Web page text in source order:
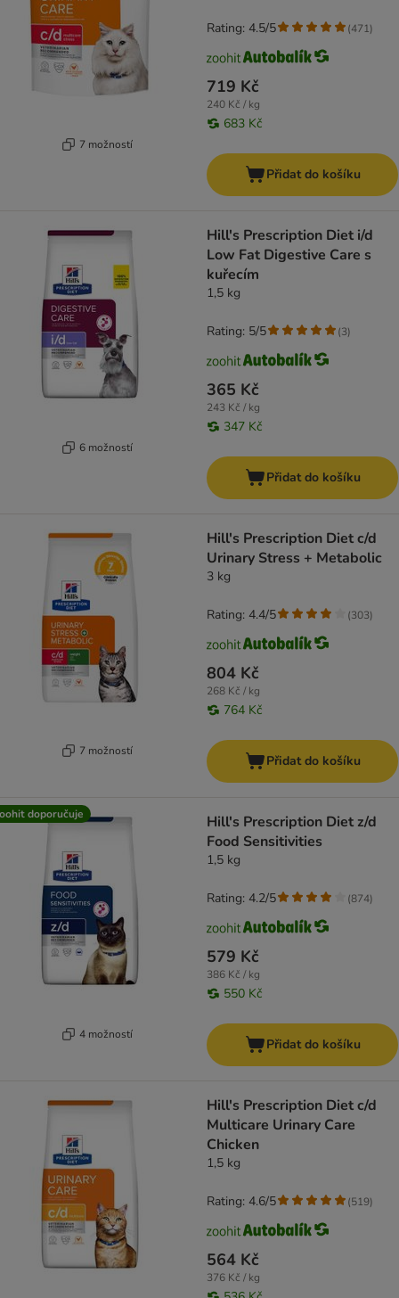
7 možností
719 Kč
240 Kč / kg
683 Kč
Rating: 4.5/5 (471)
Přidat do košíku
6 možností
Hill's Prescription Diet i/d
Low Fat Digestive Care s
kuřecím
1,5 kg
365 Kč
243 Kč / kg
347 Kč
Rating: 5/5 (3)
Přidat do košíku
7 možností
Hill's Prescription Diet c/d
Urinary Stress + Metabolic
3 kg
804 Kč
268 Kč / kg
764 Kč
Rating: 4.4/5 (303)
Přidat do košíku
doporučuje
4 možností
Hill's Prescription Diet z/d
Food Sensitivities
1,5 kg
579 Kč
386 Kč / kg
550 Kč
Rating: 4.2/5 (874)
Přidat do košíku
Hill's Prescription Diet c/d
Multicare Urinary Care
Chicken
1,5 kg
564 Kč
376 Kč / kg
Rating: 4.6/5 (519)